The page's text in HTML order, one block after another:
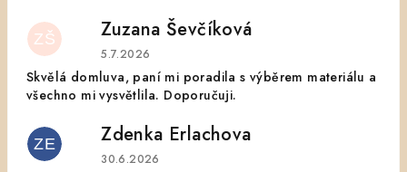
ZŠ Zuzana Ševčíková
Hodnocení obchodu je 5 z 5 hvězdiček.
5.7.2026
Skvělá domluva, paní mi poradila s výběrem materiálu a
všechno mi vysvětlila. Doporučuji.
ZE Zdenka Erlachova
Hodnocení obchodu je 5 z 5 hvězdiček.
30.6.2026